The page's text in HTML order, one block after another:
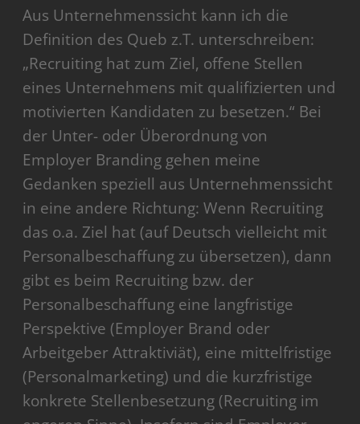
Aus Unternehmenssicht kann ich die
Definition des Queb z.T. unterschreiben:
„Recruiting hat zum Ziel, offene Stellen
eines Unternehmens mit qualifizierten und
motivierten Kandidaten zu besetzen.“ Bei
der Unter- oder Überordnung von
Employer Branding gehen meine
Gedanken speziell aus Unternehmenssicht
in eine andere Richtung: Wenn Recruiting
das o.a. Ziel hat (auf Deutsch vielleicht mit
Personalbeschaffung zu übersetzen), dann
gibt es beim Recruiting bzw. der
Personalbeschaffung eine langfristige
Perspektive (Employer Brand oder
Arbeitgeber Attraktiviät), eine mittelfristige
(Personalmarketing) und die kurzfristige
konkrete Stellenbesetzung (Recruiting im